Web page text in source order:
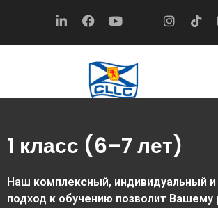
1 класс (6–7 лет)
Наш комплексный, индивидуальный
подход к обучению позволит Вашему